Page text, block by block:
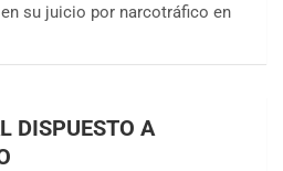
su juicio por narcotráfico en
DISPUESTO A